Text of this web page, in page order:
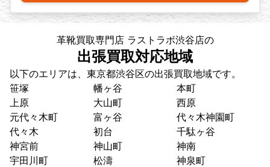
革靴買取専門店 ラストラボ渋谷店の
出張買取対応地域
以下のエリアは、東京都渋谷区の出張買取地域です。
笹塚
幡ヶ谷
本町
上原
大山町
西原
元代々木町
富ヶ谷
代々木神園町
代々木
初台
千駄ヶ谷
神宮前
神山町
神南
宇田川町
松濤
神泉町